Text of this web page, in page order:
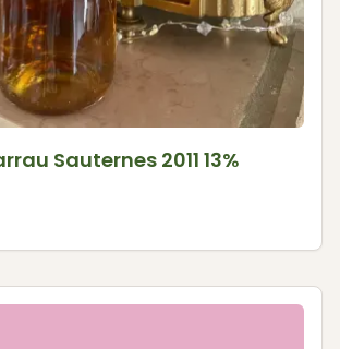
Sauternes 2011 13%